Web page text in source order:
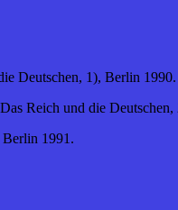
Deutschen, 1), Berlin 1990.
Reich und die
Berlin 1991.